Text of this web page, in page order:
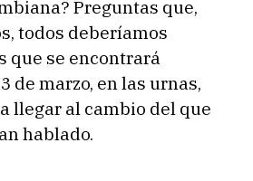
Preguntas que,
todos deberíamos
que se encontrará
de marzo, en las urnas,
llegar al cambio del que
hablado.